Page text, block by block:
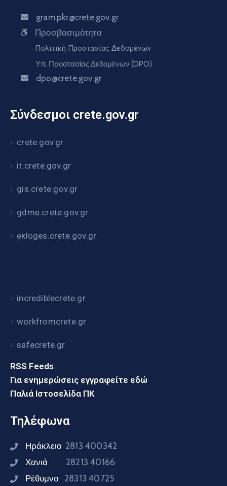
gram.pkr@crete.gov.gr
Προσβασιμότητα
Πολιτική Προστασίας Δεδομένων
Υπ. Προστασίας Δεδομένων (DPO)
dpo@crete.gov.gr
Σύνδεσμοι crete.gov.gr
crete.gov.gr
it.crete.gov.gr
gis.crete.gov.gr
gdme.crete.gov.gr
ekloges.crete.gov.gr
incrediblecrete.gr
workfromcrete.gr
safecrete.gr
RSS Feeds
Για ενημερώσεις εγγραφείτε εδώ
Παλιά Ιστοσελίδα ΠΚ
Τηλέφωνα
Ηράκλειο 2813 400342
Χανιά 28213 40166
Ρέθυμνο 28313 40725